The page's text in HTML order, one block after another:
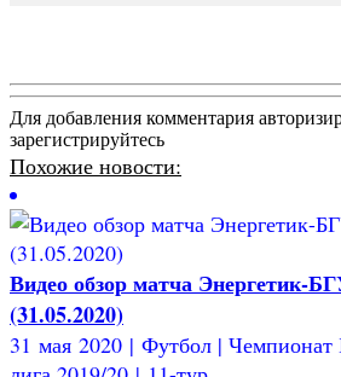
Для добавления комментария
зарегистрируйтесь
Похожие новости:
Видео обзор матча Энергетик-
(31.05.2020)
31 мая 2020 | Футбол |